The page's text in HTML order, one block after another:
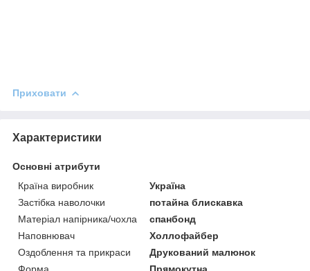
Приховати
Характеристики
Основні атрибути
Країна виробник
Україна
Застібка наволочки
потайна блискавка
Матеріал напірника/чохла
спанбонд
Наповнювач
Холлофайбер
Оздоблення та прикраси
Друкований малюнок